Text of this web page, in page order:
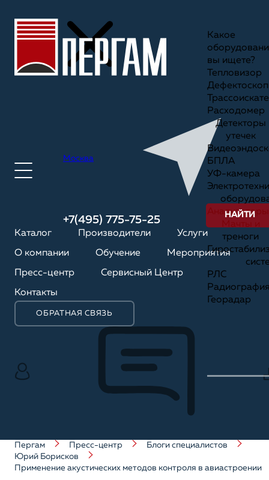
Москва
+7(495) 775-75-25
Каталог Производители Услуги
О компании Обучение Мероприятия
Пресс-центр Сервисный Центр
Контакты
ОБРАТНАЯ СВЯЗЬ
Какое
вы ищете?
Тепловизор
Дефектоскоп
Расходомер
Детекторы
утечек
БПЛА
УФ-камера
Анализаторы
треноги
РЛС
Георадар
НАЙТИ
Пергам Пресс-центр
Блоги специалистов
Юрий Борисков
Применение акустических методов контроля в авиастроении